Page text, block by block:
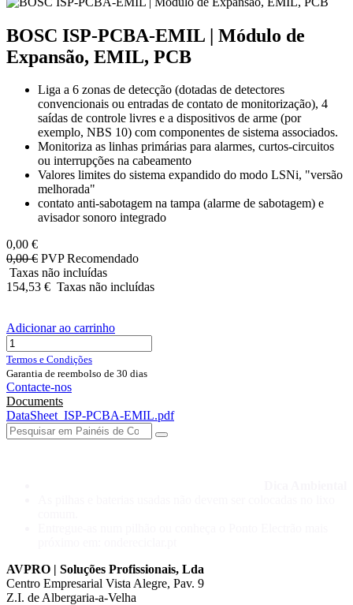
BOSC ISP-PCBA-EMIL | Módulo de
Expansão, EMIL, PCB
Liga a 6 zonas de detecção (dotadas de detectores
convencionais ou entradas de contato de monitorização), 4
saídas de controle livres e a dispositivos de arme (por
exemplo, NBS 10) com componentes de sistema associados.
Monitoriza as linhas primárias para alarmes, curtos-circuitos
ou interrupções na cabeamento
Valores limites do sistema expandido do modo LSNi, "versão
melhorada"
contato anti-sabotagem na tampa (alarme de sabotagem) e
avisador sonoro integrado
0,00 €
0,00€ PVP Recomendado
Taxas não incluídas
154,53 € Taxas não incluídas
Adicionar ao carrinho
Termos e Condições
Garantia de reembolso de 30 dias
Contacte-nos
Documents
DataSheet_ISP-PCBA-EMIL.pdf
AVPRO | Soluções Profissionais, Lda
Centro Empresarial Vista Alegre, Pav. 9
Z.I. de Albergaria-a-Velha